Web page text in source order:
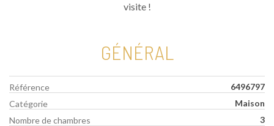
visite !
GÉNÉRAL
Référence
6496797
Catégorie
Maison
Nombre de chambres
3